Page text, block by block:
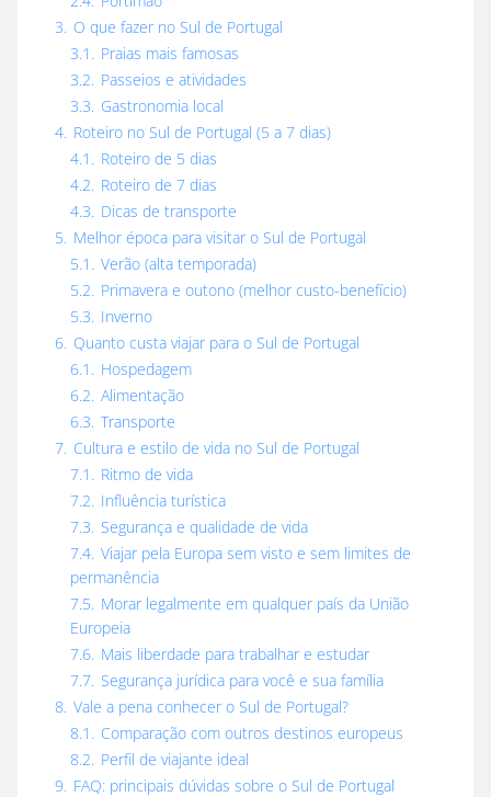
3. O que fazer no Sul de Portugal
3.1. Praias mais famosas
3.2. Passeios e atividades
3.3. Gastronomia local
4. Roteiro no Sul de Portugal (5 a 7 dias)
4.1. Roteiro de 5 dias
4.2. Roteiro de 7 dias
4.3. Dicas de transporte
5. Melhor época para visitar o Sul de Portugal
5.1. Verão (alta temporada)
5.2. Primavera e outono (melhor custo-benefício)
5.3. Inverno
6. Quanto custa viajar para o Sul de Portugal
6.1. Hospedagem
6.2. Alimentação
6.3. Transporte
7. Cultura e estilo de vida no Sul de Portugal
7.1. Ritmo de vida
7.2. Influência turística
7.3. Segurança e qualidade de vida
7.4. Viajar pela Europa sem visto e sem limites de
permanência
7.5. Morar legalmente em qualquer país da União
Europeia
7.6. Mais liberdade para trabalhar e estudar
7.7. Segurança jurídica para você e sua família
8. Vale a pena conhecer o Sul de Portugal?
8.1. Comparação com outros destinos europeus
8.2. Perfil de viajante ideal
9. FAQ: principais dúvidas sobre o Sul de Portugal